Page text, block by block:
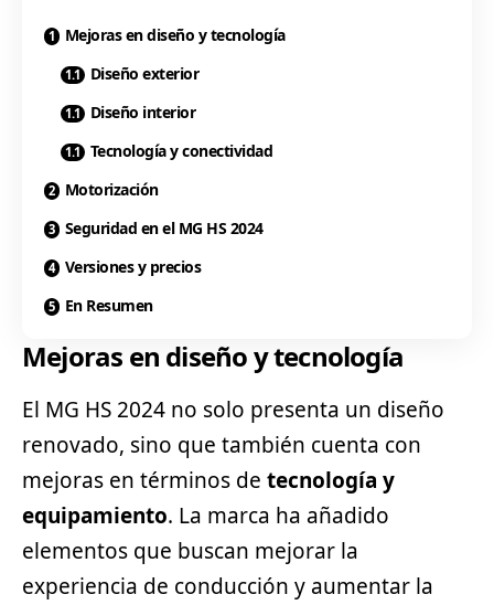
Mejoras en diseño y tecnología
Diseño exterior
Diseño interior
Tecnología y conectividad
Motorización
Seguridad en el MG HS 2024
Versiones y precios
En Resumen
Mejoras en diseño y tecnología
El MG HS 2024 no solo presenta un diseño
renovado, sino que también cuenta con
mejoras en términos de tecnología y
equipamiento. La marca ha añadido
elementos que buscan mejorar la
experiencia de conducción y aumentar la